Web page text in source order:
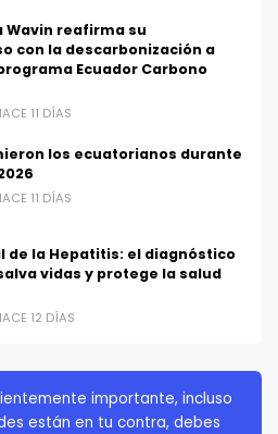
Wavin reafirma su
con la descarbonización a
Ecuador Carbono
11 DÍAS
los ecuatorianos durante
11 DÍAS
de la Hepatitis: el diagnóstico
vidas y protege la salud
12 DÍAS
importante, incluso
están en tu contra, debes